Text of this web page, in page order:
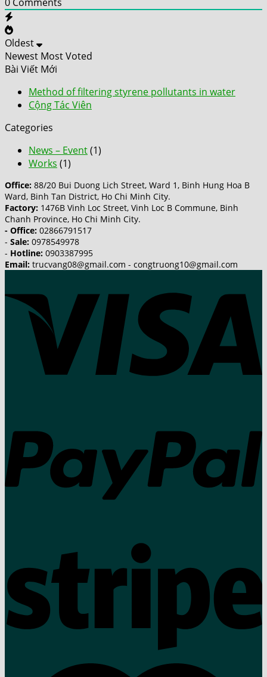
Oldest
Newest Most Voted
Bài Viết Mới
Method of filtering styrene pollutants in water
Cộng Tác Viên
Categories
News – Event(1)
Works (1)
Office: 88/20 Bui Duong Lich Street, Ward 1, Binh Hung Hoa B
Ward, Binh Tan District, Ho Chi Minh City.
Factory: 1476B Vinh Loc Street, Vinh Loc B Commune, Binh
Chanh Province, Ho Chi Minh City.
- Office: 02866791517
- Sale: 0978549978
- Hotline: 0903387995
Email: trucvang08@gmail.com - congtruong10@gmail.com